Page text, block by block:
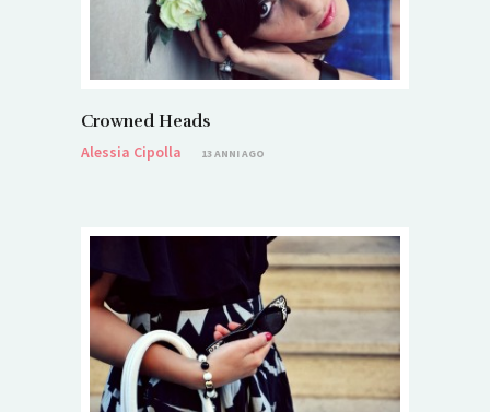
Crowned Heads
Alessia Cipolla
13 ANNI AGO